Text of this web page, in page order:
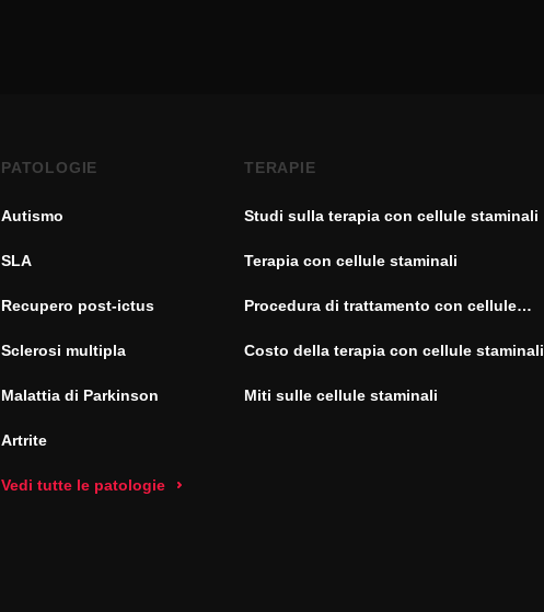
PATOLOGIE
Autismo
SLA
Recupero post-ictus
Sclerosi multipla
Malattia di Parkinson
Artrite
Vedi tutte le patologie
TERAPIE
Studi sulla terapia con cellule staminali
Terapia con cellule staminali
Procedura di trattamento con cellule
Costo della terapia con cellule staminali
Miti sulle cellule staminali